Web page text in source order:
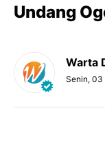
Undang
Warta
Senin, 03